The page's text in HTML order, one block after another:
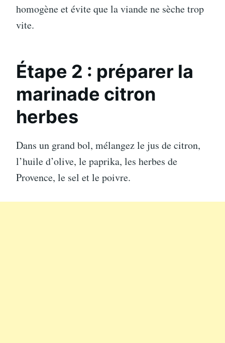
homogène et évite que la viande ne sèche trop
vite.
Étape 2 : préparer la
marinade citron
herbes
Dans un grand bol, mélangez le jus de citron,
l’huile d’olive, le paprika, les herbes de
Provence, le sel et le poivre.